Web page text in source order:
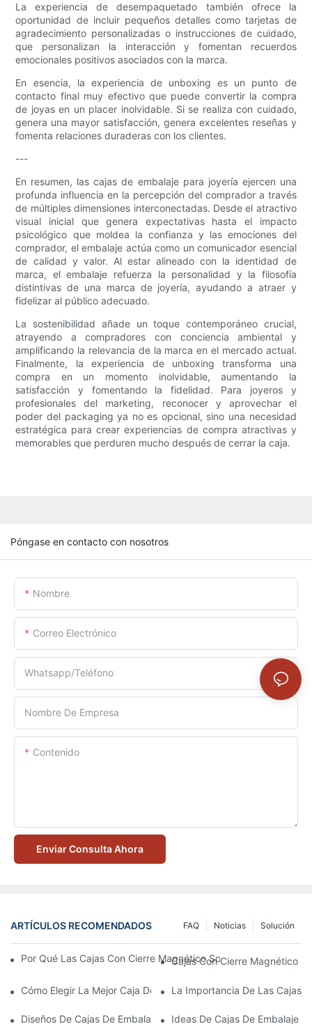
La experiencia de desempaquetado también ofrece la
oportunidad de incluir pequeños detalles como tarjetas de
agradecimiento personalizadas o instrucciones de cuidado,
que personalizan la interacción y fomentan recuerdos
emocionales positivos asociados con la marca.
En esencia, la experiencia de unboxing es un punto de
contacto final muy efectivo que puede convertir la compra
de joyas en un placer inolvidable. Si se realiza con cuidado,
genera una mayor satisfacción, genera excelentes reseñas y
fomenta relaciones duraderas con los clientes.
---
En resumen, las cajas de embalaje para joyería ejercen una
profunda influencia en la percepción del comprador a través
de múltiples dimensiones interconectadas. Desde el atractivo
visual inicial que genera expectativas hasta el impacto
psicológico que moldea la confianza y las emociones del
comprador, el embalaje actúa como un comunicador esencial
de calidad y valor. Al estar alineado con la identidad de
marca, el embalaje refuerza la personalidad y la filosofía
distintivas de una marca de joyería, ayudando a atraer y
fidelizar al público adecuado.
La sostenibilidad añade un toque contemporáneo crucial,
atrayendo a compradores con conciencia ambiental y
amplificando la relevancia de la marca en el mercado actual.
Finalmente, la experiencia de unboxing transforma una
compra en un momento inolvidable, aumentando la
satisfacción y fomentando la fidelidad. Para joyeros y
profesionales del marketing, reconocer y aprovechar el
poder del packaging ya no es opcional, sino una necesidad
estratégica para crear experiencias de compra atractivas y
memorables que perduren mucho después de cerrar la caja.
Póngase en contacto con nosotros
Nombre
Correo Electrónico
Whatsapp/Teléfono
Nombre De Empresa
Contenido
Enviar Consulta Ahora
ARTÍCULOS RECOMENDADOS Solución
Noticias
FAQ
Por Qué Las Cajas Con Cierre Magnético Son La Mejor Opción
Cajas Con Cierre Magnético
Cómo Elegir La Mejor Caja De Embalaje Para Productos De
La Importancia De Las Cajas
Diseños De Cajas De Embalaje Para Productos De Cuidado
Ideas De Cajas De Embalaje